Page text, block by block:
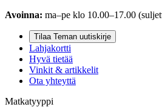
Avoinna: ma–pe klo 10.00–17.00
Tilaa Teman uutiskirje
Lahjakortti
Hyvä tietää
Vinkit & artikkelit
Ota yhteyttä
Matkatyyppi